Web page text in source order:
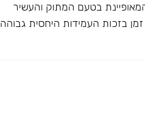
בטעם המתוק והעשיר
בזכות העמידות היחסית גבוהה